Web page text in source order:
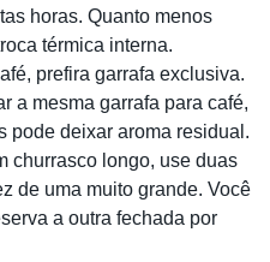
horas. Quanto menos
térmica interna.
prefira garrafa exclusiva.
a mesma garrafa para café,
pode deixar aroma residual.
churrasco longo, use duas
de uma muito grande. Você
a outra fechada por